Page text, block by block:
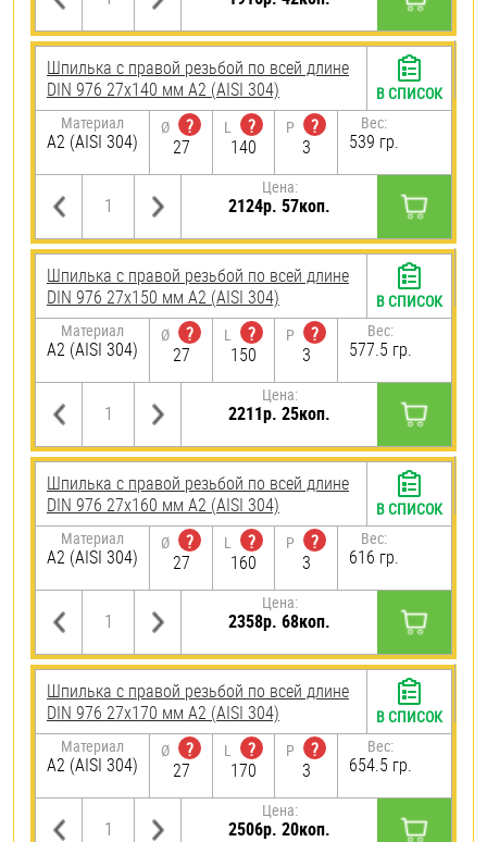
Шпилька с правой резьбой по всей длине
DIN 976 27х140 мм А2 (AISI 304)
Материал
А2 (AISI 304)
Ø
?
27
L
?
140
P
?
3
Вес:
539 гр.
Цена:
2124р. 57коп.
В СПИСОК
Шпилька с правой резьбой по всей длине
DIN 976 27х150 мм А2 (AISI 304)
Материал
А2 (AISI 304)
Ø
?
27
L
?
150
P
?
3
Вес:
577.5 гр.
Цена:
2211р. 25коп.
В СПИСОК
Шпилька с правой резьбой по всей длине
DIN 976 27х160 мм А2 (AISI 304)
Материал
А2 (AISI 304)
Ø
?
27
L
?
160
P
?
3
Вес:
616 гр.
Цена:
2358р. 68коп.
В СПИСОК
Шпилька с правой резьбой по всей длине
DIN 976 27х170 мм А2 (AISI 304)
Материал
А2 (AISI 304)
Ø
?
27
L
?
170
P
?
3
Вес:
654.5 гр.
Цена:
2506р. 20коп.
В СПИСОК